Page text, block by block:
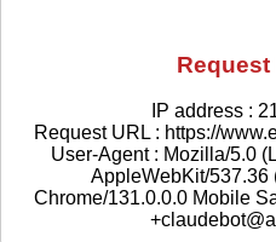
Request
IP address :
Request URL : https://
User-Agent : Mozilla/5.0
AppleWebKit/537.36
Chrome/131.0.0.0 Mobile